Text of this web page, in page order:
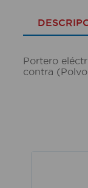
Portero
contra